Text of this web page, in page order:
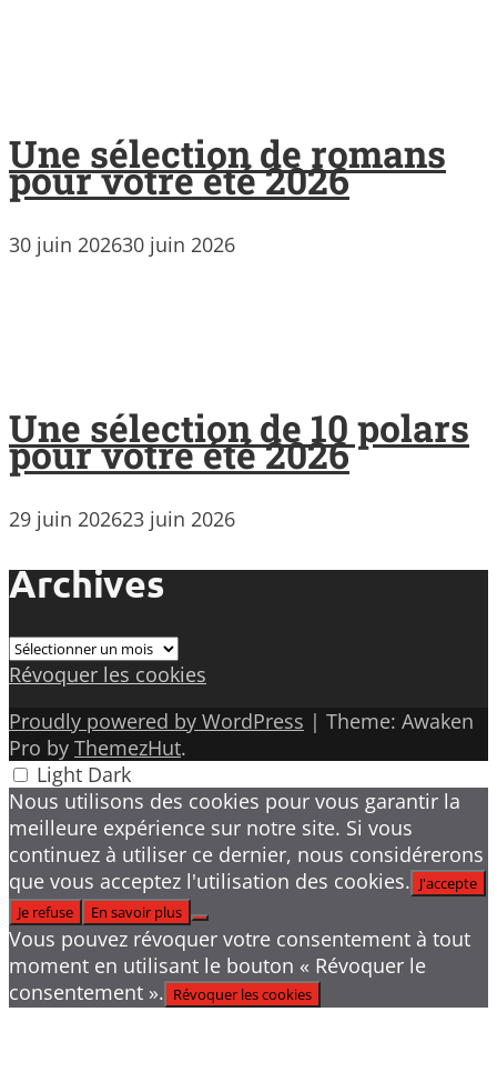
Une sélection de romans
pour votre été 2026
30 juin 202630 juin 2026
Une sélection de 10 polars
pour votre été 2026
29 juin 202623 juin 2026
Archives
Archives
Révoquer les cookies
Proudly powered by WordPress | Theme: Awaken
Pro by ThemezHut.
Light Dark
Nous utilisons des cookies pour vous garantir la
meilleure expérience sur notre site. Si vous
continuez à utiliser ce dernier, nous considérerons
que vous acceptez l'utilisation des cookies. J'accepte
Je refuse
En savoir plus
Vous pouvez révoquer votre consentement à tout
moment en utilisant le bouton « Révoquer le
consentement ». Révoquer les cookies